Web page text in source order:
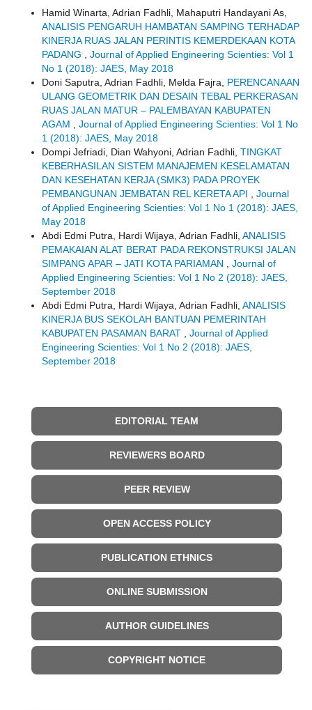
Hamid Winarta, Adrian Fadhli, Mahaputri Handayani As,
ANALISIS PENGARUH HAMBATAN SAMPING TERHADAP
KINERJA RUAS JALAN PERINTIS KEMERDEKAAN KOTA
PADANG
Journal of Applied Engineering Scienties: Vol 1
No 1 (2018): JAES, May 2018
Doni Saputra, Adrian Fadhli, Melda Fajra, PERENCANAAN
ULANG GEOMETRIK DAN DESAIN TEBAL PERKERASAN
RUAS JALAN MATUR – PALEMBAYAN KABUPATEN
AGAM
Journal of Applied Engineering Scienties: Vol 1 No
1 (2018): JAES, May 2018
Dompi Jefriadi, Dian Wahyoni, Adrian Fadhli, TINGKAT
KEBERHASILAN SISTEM MANAJEMEN KESELAMATAN
DAN KESEHATAN KERJA (SMK3) PADA PROYEK
PEMBANGUNAN JEMBATAN REL KERETA API
Journal
of Applied Engineering Scienties: Vol 1 No 1 (2018): JAES,
May 2018
Abdi Edmi Putra, Hardi Wijaya, Adrian Fadhli, ANALISIS
PEMAKAIAN ALAT BERAT PADA REKONSTRUKSI JALAN
SIMPANG APAR – JATI KOTA PARIAMAN
Journal of
Applied Engineering Scienties: Vol 1 No 2 (2018): JAES,
September 2018
Abdi Edmi Putra, Hardi Wijaya, Adrian Fadhli, ANALISIS
KINERJA BUS SEKOLAH BANTUAN PEMERINTAH
KABUPATEN PASAMAN BARAT
Journal of Applied
Engineering Scienties: Vol 1 No 2 (2018): JAES,
September 2018
EDITORIAL TEAM
REVIEWERS BOARD
PEER REVIEW
OPEN ACCESS POLICY
PUBLICATION ETHNICS
ONLINE SUBMISSION
AUTHOR GUIDELINES
COPYRIGHT NOTICE